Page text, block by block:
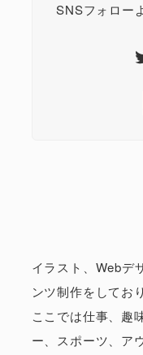
SNSフォロー
Twitter
イラスト、Webデ
ンツ制作をしてお
ここでは仕事、趣
ー、スポーツ、ア